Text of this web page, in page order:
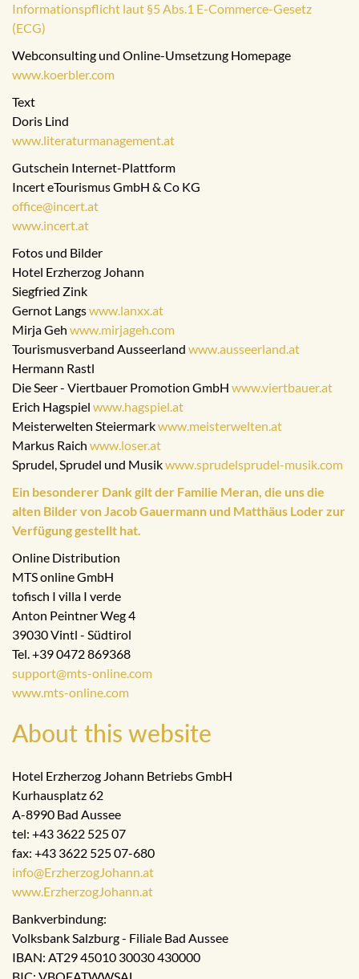
Informationspflicht laut §5 Abs.1 E-Commerce-Gesetz
(ECG)
Webconsulting und Online-Umsetzung Homepage
www.koerbler.com
Text
Doris Lind
www.literaturmanagement.at
Gutschein Internet-Plattform
Incert eTourismus GmbH & Co KG
office@incert.at
www.incert.at
Fotos und Bilder
Hotel Erzherzog Johann
Siegfried Zink
Gernot Langswww.lanxx.at
Mirja Geh www.mirjageh.com
Tourismusverband Ausseerland www.ausseerland.at
Hermann Rastl
Die Seer - Viertbauer Promotion GmbH www.viertbauer.at
Erich Hagspiel www.hagspiel.at
Meisterwelten Steiermarkwww.meisterwelten.at
Markus Raich www.loser.at
Sprudel, Sprudel und Musikwww.sprudelsprudel-musik.com
Ein besonderer Dank gilt der Familie Meran, die uns die
alten Bilder von Jacob Gauermann und Matthäus Loder zur
Verfügung gestellt hat.
Online Distribution
MTS online GmbH
tofisch I villa I verde
Anton Peintner Weg 4
39030 Vintl - Südtirol
Tel. +39 0472 869368
support@mts-online.com
www.mts-online.com
About this website
Hotel Erzherzog Johann Betriebs GmbH
Kurhausplatz 62
A-8990 Bad Aussee
tel: +43 3622 525 07
fax: +43 3622 525 07-680
info@ErzherzogJohann.at
www.ErzherzogJohann.at
Bankverbindung:
Volksbank Salzburg - Filiale Bad Aussee
IBAN: AT29 45010 30030 430000